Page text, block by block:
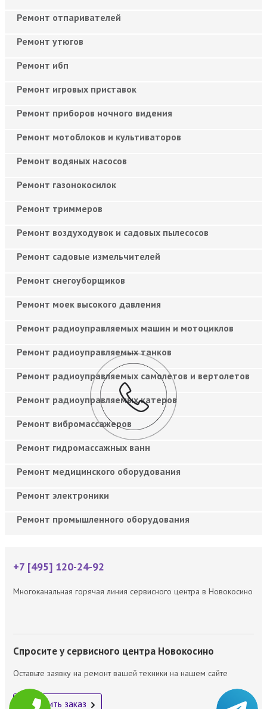
Ремонт отпаривателей
Ремонт утюгов
Ремонт ибп
Ремонт игровых приставок
Ремонт приборов ночного видения
Ремонт мотоблоков и культиваторов
Ремонт водяных насосов
Ремонт газонокосилок
Ремонт триммеров
Ремонт воздуходувок и садовых пылесосов
Ремонт садовые измельчителей
Ремонт снегоуборщиков
Ремонт моек высокого давления
Ремонт радиоуправляемых машин и мотоциклов
Ремонт радиоуправляемых танков
Ремонт радиоуправляемых самолетов и вертолетов
Ремонт радиоуправляемых катеров
Ремонт вибромассажеров
Ремонт гидромассажных ванн
Ремонт медицинского оборудования
Ремонт электроники
Ремонт промышленного оборудования
+7 [495] 120-24-92
Многоканальная горячая линия сервисного центра в Новокосино
Спросите у сервисного центра Новокосино
Оставьте заявку на ремонт вашей техники на нашем сайте
Оформить заказ